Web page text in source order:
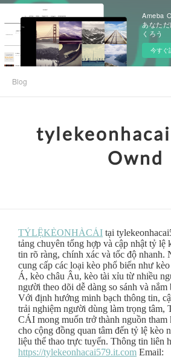
Ameba
あなた
くろう
今すぐ
Blog
Ownd